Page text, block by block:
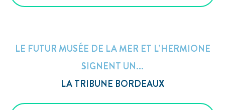
LE FUTUR MUSÉE DE LA MER ET L’HERMIONE
SIGNENT UN...
LA TRIBUNE BORDEAUX